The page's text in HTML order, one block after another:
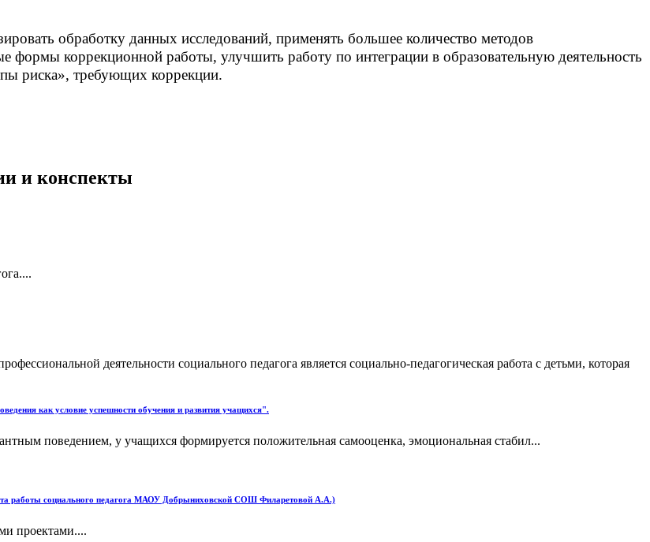
обработку данных исследований, применять большее количество методов
формы коррекционной работы, улучшить работу по интеграции в образовательную деятельность
риска», требующих коррекции.
и конспекты
деятельности социального педагога является социально-педагогическая работа с детьми, которая
как условие успешности обучения и развития учащихся".
поведением, у учащихся формируется положительная самооценка, эмоциональная стабил...
работы социального педагога МАОУ Добрыниховской СОШ Филаретовой А.А.)
проектами....